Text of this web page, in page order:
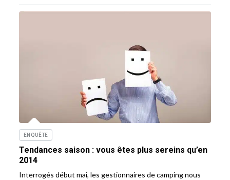
ENQUÊTE
Tendances saison : vous êtes plus sereins qu’en
2014
Interrogés début mai, les gestionnaires de camping nous